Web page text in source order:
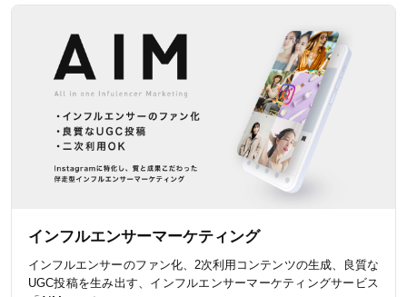
インフルエンサーマーケティング
インフルエンサーのファン化、2次利用コンテンツの生成、良質な
UGC投稿を生み出す、インフルエンサーマーケティングサービス